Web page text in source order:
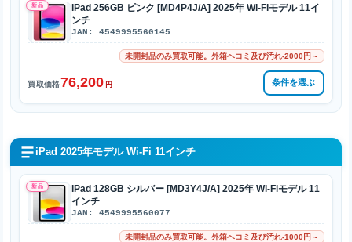
新品
iPad 256GB ピンク [MD4P4J/A] 2025年 Wi-Fiモデル 11イ
ンチ
JAN: 4549995560145
未開封品のみ買取可能。外箱ヘコミ及び汚れ-2000円～
買取価格76,200 円 条件を選ぶ
iPad 2025年モデル Wi-Fi 11インチ
新品
iPad 128GB シルバー [MD3Y4J/A] 2025年 Wi-Fiモデル 11
インチ
JAN: 4549995560077
未開封品のみ買取可能。外箱ヘコミ及び汚れ-1000円～